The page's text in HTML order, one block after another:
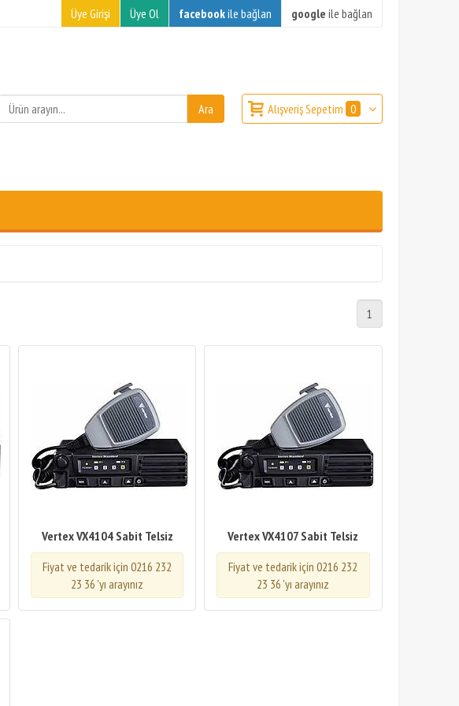
Üye Girişi Üye Ol facebookile bağlan google ile bağlan
Alışveriş Sepetim 0
1
Vertex VX4104 Sabit Telsiz
Fiyat ve tedarik için 0216 232
23 36 'yı arayınız
Vertex VX4107 Sabit Telsiz
Fiyat ve tedarik için 0216 232
23 36 'yı arayınız